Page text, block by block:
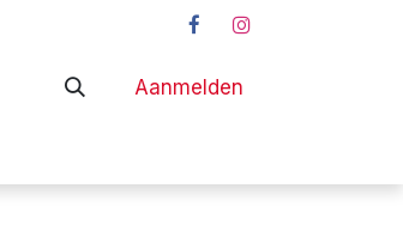
Aanmelden